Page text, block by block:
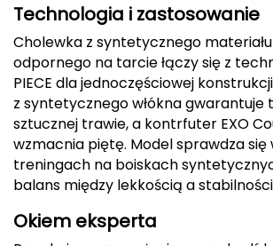
DUNLOP
Darn Tough
Deuter
Dolomite
E
EISBAR
Technologia i zastosowanie
Cholewka z syntetycznego
odpornego na tarcie łączy się z
PIECE dla jednoczęściowej
z syntetycznego włókna gwarantuje
sztucznej trawie, a kontrfuter EXO
wzmacnia piętę. Model sprawdza się
treningach na boiskach
balans między lekkością a
Okiem eksperta